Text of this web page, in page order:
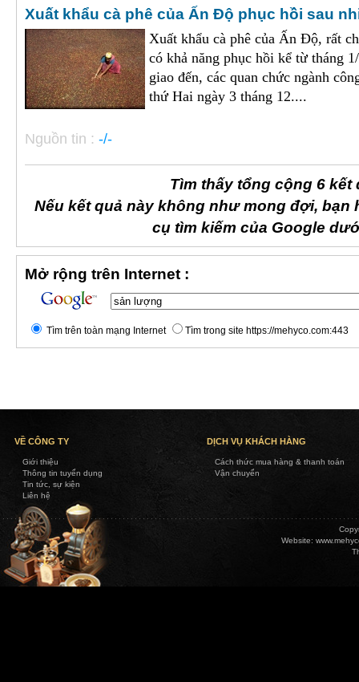
Xuất khẩu cà phê của Ấn Độ phục hồi sau
Xuất khẩu cà phê của Ấn Độ, rất
có khả năng phục hồi kể từ tháng
giao đến, các quan chức ngành
thứ Hai ngày 3 tháng 12....
Nguồn tin : -/-
Tìm thấy tổng cộng 6 kết
Nếu kết quả này không như mong đợi,
cụ tìm kiếm của Google
Mở rộng trên Internet :
Tìm trên toàn mạng Internet Tìm trong site https://mehyco.com:443
VỀ CÔNG TY
Giới thiệu
Thông tin tuyển dụng
Tin tức, sự kiện
Liên hệ
DỊCH VỤ KHÁCH HÀNG
Cách thức mua hàng & thanh toán
Vận chuyển
Website: